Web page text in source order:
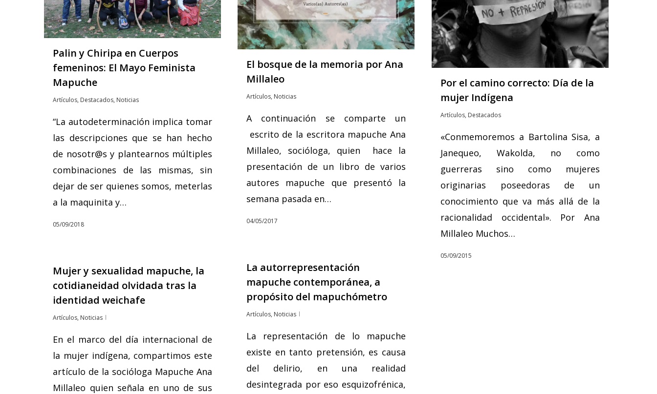
Hit enter to search or ESC to close
Palin y Chiripa en Cuerpos
femeninos: El Mayo Feminista
Mapuche
Artículos, Destacados, Noticias
“La autodeterminación implica tomar
las descripciones que se han hecho
de nosotr@s y plantearnos múltiples
combinaciones de las mismas, sin
dejar de ser quienes somos, meterlas
a la maquinita y…
05/09/2018
El bosque de la memoria por Ana
Millaleo
Artículos, Noticias
A continuación se comparte un
escrito de la escritora mapuche Ana
Millaleo, socióloga, quien hace la
presentación de un libro de varios
autores mapuche que presentó la
semana pasada en…
04/05/2017
Por el camino correcto: Día de la
mujer Indígena
Artículos, Destacados
«Conmemoremos a Bartolina Sisa, a
Janequeo, Wakolda, no como
guerreras sino como mujeres
originarias poseedoras de un
conocimiento que va más allá de la
racionalidad occidental». Por Ana
Millaleo Muchos…
05/09/2015
La autorrepresentación
mapuche contemporánea, a
propósito del mapuchómetro
Artículos, Noticias
La representación de lo mapuche
existe en tanto pretensión, es causa
del delirio, en una realidad
desintegrada por eso esquizofrénica,
Mujer y sexualidad mapuche, la
cotidianeidad olvidada tras la
identidad weichafe
Artículos, Noticias
En el marco del día internacional de
la mujer indígena, compartimos este
artículo de la socióloga Mapuche Ana
Millaleo quien señala en uno de sus